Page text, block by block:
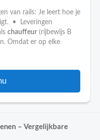
van rails: Je leert hoe je
• Leveringen
chauffeur (rijbewijs B
Omdat er op elke
– Vergelijkbare